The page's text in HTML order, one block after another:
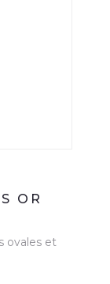
OR
ovales et